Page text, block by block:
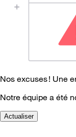
Nos excuses ! Une
Notre équipe a été
Actualiser